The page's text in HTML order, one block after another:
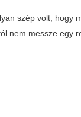
szép volt,
nem messze egy